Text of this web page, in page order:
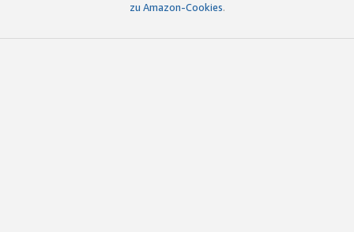
zu Amazon-Cookies.